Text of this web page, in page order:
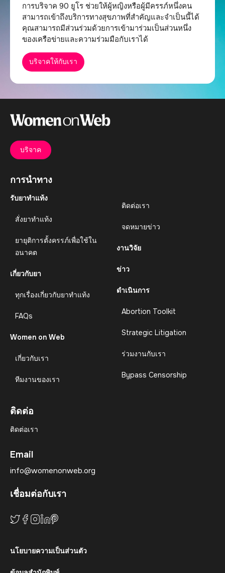
การบริจาค 90 ยูโร ช่วยให้ผู้หญิงหรือผู้มีครรภ์หนึ่งคน
สามารถเข้าถึงบริการทางสุขภาพที่สำคัญและจำเป็นนี้ได้
คุณสามารถมีส่วนร่วมด้วยการเข้ามาร่วมเป็นส่วนหนึ่ง
ของเครือข่ายและความร่วมมือกับเราได้
บริจาคให้กับเรา
การนำทาง
รับยาทำแท้ง
สั่งยาทำแท้ง
ยายุติการตั้งครรภ์เพื่อใช้ใน
อนาคต
เกี่ยวกับยา
ทุกเรื่องเกี่ยวกับยาทำแท้ง
FAQs
Women on Web
เกี่ยวกับเรา
ทีมงานของเรา
ติดต่อเรา
จดหมายข่าว
งานวิจัย
ข่าว
ดำเนินการ
Abortion Toolkit
Strategic Litigation
ร่วมงานกับเรา
Bypass Censorship
ติดต่อ
ติดต่อเรา
Email
info@womenonweb.org
เชื่อมต่อกับเรา
บริจาค
นโยบายความเป็นส่วนตัว